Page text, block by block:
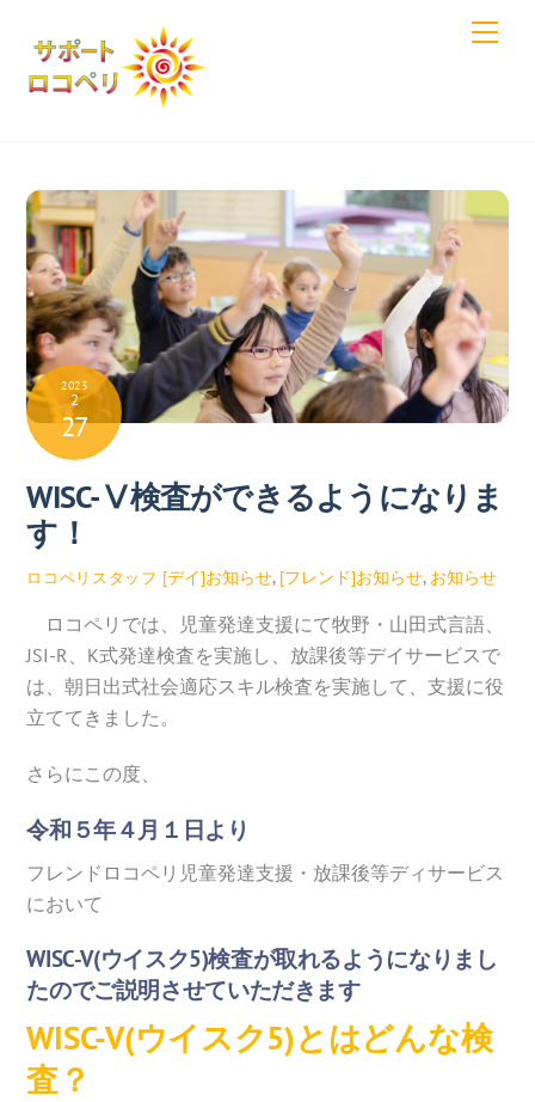
content
2023
2
27
WISC-Ⅴ検査ができるようになりま
す！
ロコペリスタッフ [デイ]お知らせ, [フレンド]お知らせ, お知らせ
ロコペリでは、児童発達支援にて牧野・山田式言語、
JSI-R、K式発達検査を実施し、放課後等デイサービスで
は、朝日出式社会適応スキル検査を実施して、支援に役
立ててきました。
さらにこの度、
令和５年４月１日より
フレンドロコペリ児童発達支援・放課後等ディサービス
において
WISC-V(ウイスク5)検査が取れるようになりまし
たのでご説明させていただきます
WISC-V(ウイスク5)とはどんな検
査？